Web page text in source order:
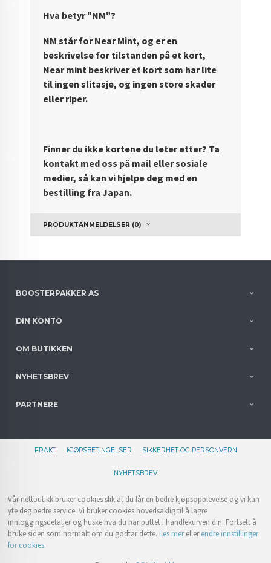
Hva betyr "NM"?
NM står for Near Mint, og er en
beskrivelse for tilstanden på et kort,
Near mint beskriver et kort som har lite
til ingen slitasje, og ingen store skader
eller riper.
Finner du ikke kortene du leter etter? Ta
kontakt med oss på mail eller sosiale
medier, så kan vi hjelpe deg med en
bestilling fra Japan.
PRODUKTANMELDELSER (0)
BOOSTERPAKKER AS
DIN KONTO
OM BUTIKKEN
NYHETSBREV
PARTNERE
FRAKT KJØPSBETINGELSER SIKKERHET OG PERSONVERN
NYHETSBREV
Vår nettbutikk bruker cookies slik at du får en bedre kjøpsopplevelse og vi kan
yte deg bedre service. Vi bruker cookies hovedsaklig til å lagre
innloggingsdetaljer og huske hva du har puttet i handlekurven din. Fortsett å
bruke siden som normalt om du godtar dette. Les merellerendre innstillinger
for cookies.